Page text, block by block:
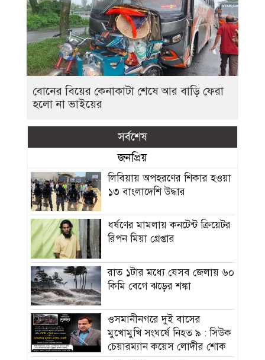
বোনের বিয়ের কেনাকাটা শেষে আর বাড়ি ফেরা
হলো না ভাইয়ের
সর্বশেষ
জনপ্রিয়
লিবিয়ায় অপহরণের শিকার হওয়া
১৩ বাংলাদেশি উদ্ধার
ধর্ষণের মামলায় কনটেন্ট ক্রিয়েটর
রিপন মিয়া গ্রেপ্তার
রাত ১টার মধ্যে যেসব জেলায় ৬০
কিমি বেগে ঝড়ের শঙ্কা
ওসমানীনগরে দুই বাসের
মুখোমুখি সংঘর্ষে নিহত ৯ : সিউক
চেয়ারম্যান কয়েস লোদীর শোক